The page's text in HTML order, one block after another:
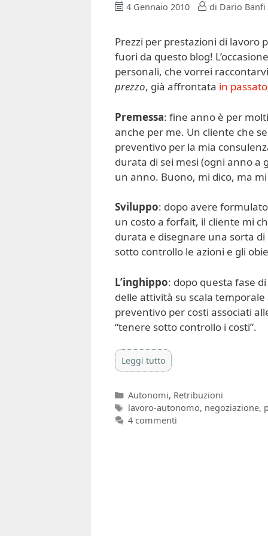
4 Gennaio 2010 di Dario Banfi
Prezzi per prestazioni di lavoro
fuori da questo blog!
personali, che vorrei
prezzo, già affrontata in passato
Premessa: fine anno è per
anche per me. Un cliente che
preventivo per la mia
durata di sei mesi (ogni anno a
un anno. Buono, mi dico, ma
Sviluppo: dopo avere
un costo a forfait, il cliente mi
durata e disegnare una sorta
sotto controllo le azioni e gli
L’inghippo: dopo questa fase
delle attività su scala
preventivo per costi associati
“tenere sotto controllo i costi”.
Leggi tutto
Categorie
Autonomi, Retribuzioni
Tag
lavoro-autonomo, negoziazione,
4 commenti